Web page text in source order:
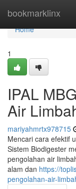
bookmarklinx
Home
Home
1
IPAL
Air
mariyahmrtx978715
Mencari cara efektif
Sistem Biodigester
pengolahan air
alam dan https://
pengolahan-air-